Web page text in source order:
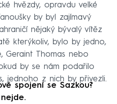
hvězdy, opravdu velké
by byl zajímavý
nějaký bývalý vítěz
kterýkoliv, bylo by jedno,
Geraint Thomas nebo
by se nám podařilo
jednoho z nich by přivezli.
spojení se Sazkou?